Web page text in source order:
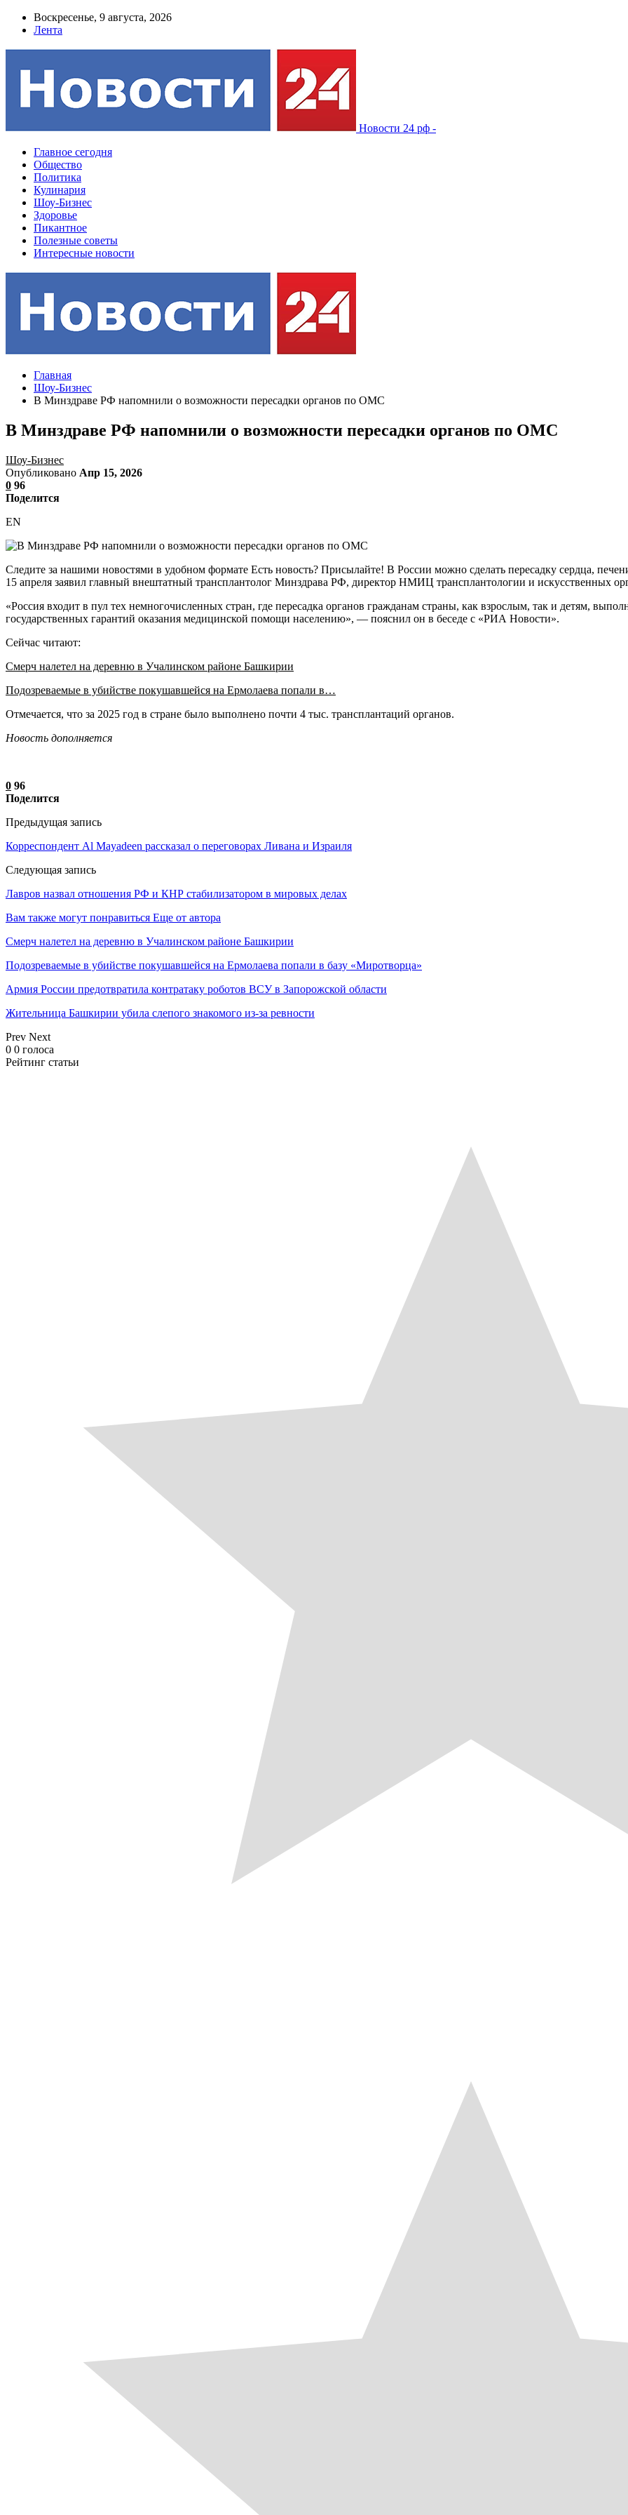
Воскресенье, 9 августа, 2026
Лента
Новости 24 рф -
Главное сегодня
Общество
Политика
Кулинария
Шоу-Бизнес
Здоровье
Пикантное
Полезные советы
Интересные новости
Главная
Шоу-Бизнес
В Минздраве РФ напомнили о возможности пересадки органов по ОМС
В Минздраве РФ напомнили о возможности пересадки органов по ОМС
Шоу-Бизнес
Опубликовано Апр 15, 2026
0 96
Поделится
EN
Следите за нашими новостями в удобном формате Есть новость? Присылайте! В России можно сделать пересадку сердца,
15 апреля заявил главный внештатный трансплантолог Минздрава РФ, директор НМИЦ трансплантологии и искусственных
«Россия входит в пул тех немногочисленных стран, где пересадка органов гражданам страны, как взрослым, так и детям,
государственных гарантий оказания медицинской помощи населению», — пояснил он в беседе с «РИА Новости».
Сейчас читают:
Смерч налетел на деревню в Учалинском районе Башкирии
Подозреваемые в убийстве покушавшейся на Ермолаева попали в…
Отмечается, что за 2025 год в стране было выполнено почти 4 тыс. трансплантаций органов.
Новость дополняется
0 96
Поделится
Предыдущая запись
Корреспондент Al Mayadeen рассказал о переговорах Ливана и Израиля
Следующая запись
Лавров назвал отношения РФ и КНР стабилизатором в мировых делах
Вам также могут понравиться Еще от автора
Смерч налетел на деревню в Учалинском районе Башкирии
Подозреваемые в убийстве покушавшейся на Ермолаева попали в базу «Миротворца»
Армия России предотвратила контратаку роботов ВСУ в Запорожской области
Жительница Башкирии убила слепого знакомого из-за ревности
Prev Next
0 0 голоса
Рейтинг статьи